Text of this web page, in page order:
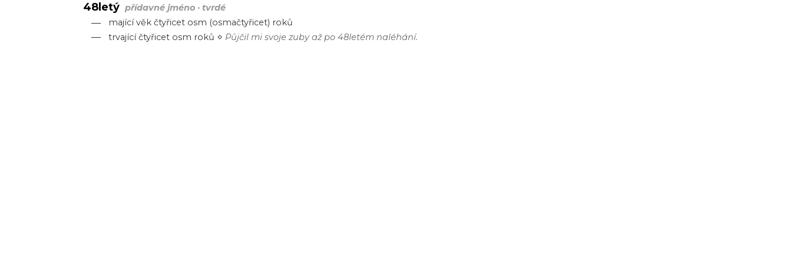
48letý přídavné jméno · tvrdé
— mající věk čtyřicet osm (osmačtyřicet) roků
— trvající čtyřicet osm roků ⋄ Půjčil mi svoje zuby až po 48letém naléhání.